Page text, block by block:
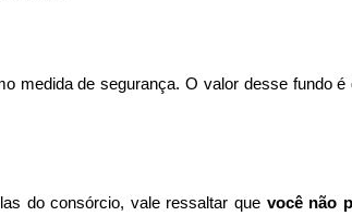
medida de segurança. O valor desse fundo é
do consórcio, vale ressaltar que você não